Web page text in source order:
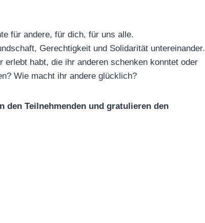
für andere, für dich, für uns alle.
Gerechtigkeit und Solidarität untereinander.
habt, die ihr anderen schenken konntet oder
Wie macht ihr andere glücklich?
den Teilnehmenden und gratulieren den